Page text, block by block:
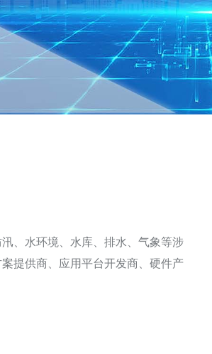
、水环境、水库、排水、气象等涉
提供商、应用平台开发商、硬件产